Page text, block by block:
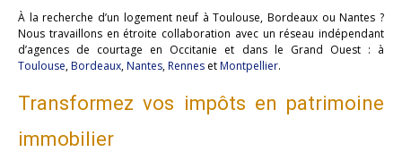
À la recherche d’un logement neuf à Toulouse, Bordeaux ou Nantes ?
Nous travaillons en étroite collaboration avec un réseau indépendant
d’agences de courtage en Occitanie et dans le Grand Ouest : à
Toulouse,Bordeaux,Nantes,Rennes etMontpellier.
Transformez vos impôts en patrimoine
immobilier